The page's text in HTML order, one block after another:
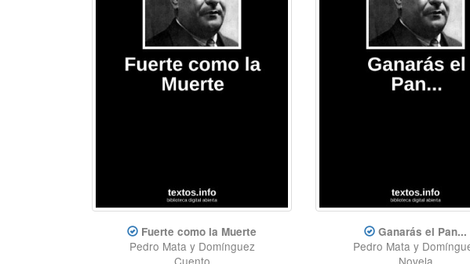
Fuerte como la Muerte
Pedro Mata y Domínguez
Cuento
Ganarás el Pan...
Pedro Mata y
Novela